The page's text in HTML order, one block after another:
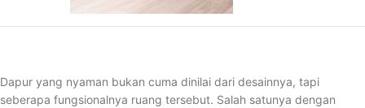
Dapur yang nyaman bukan cuma dinilai dari desainnya, tapi
seberapa fungsionalnya ruang tersebut. Salah satunya dengan